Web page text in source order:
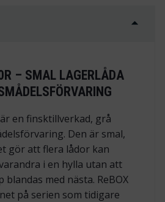
– SMAL LAGERLÅDA
är en finsktillverkad, grå
Den är smal,
gör att flera lådor kan
i en hylla utan att
med nästa. ReBOX
på serien som tidigare